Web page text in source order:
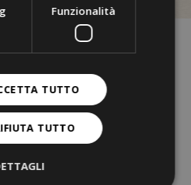
cultura, shopping e relax
fiume
Funzionalità
TUTTO
TUTTO